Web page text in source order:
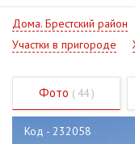
Дома. Брестский район
Участки в пригороде
Фото ( 44 )
Код - 232058